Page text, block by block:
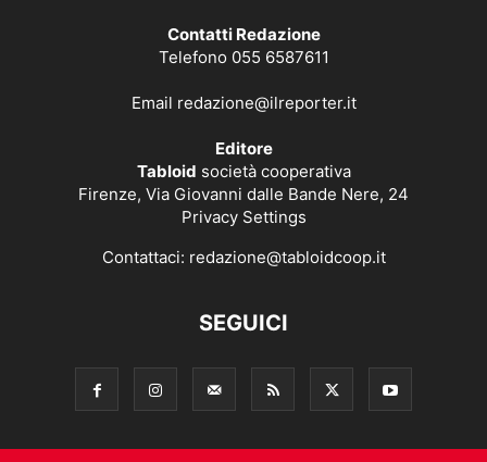
Contatti Redazione
Telefono 055 6587611
Email redazione@ilreporter.it
Editore
Tabloid società cooperativa
Firenze, Via Giovanni dalle Bande Nere, 24
Privacy Settings
Contattaci: redazione@tabloidcoop.it
SEGUICI